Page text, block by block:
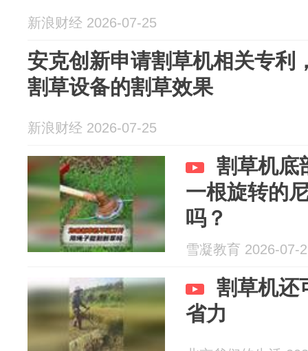
新浪财经 2026-07-25
安克创新申请割草机相关专利
割草设备的割草效果
新浪财经 2026-07-25
割草机底
一根旋转的
吗？
雪凝教育 2026-07-
割草机还
省力